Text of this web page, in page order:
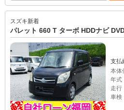
スズキ新着
パレット 660 T ターボ HDDナビ
支払
本体
年式
走行
車検